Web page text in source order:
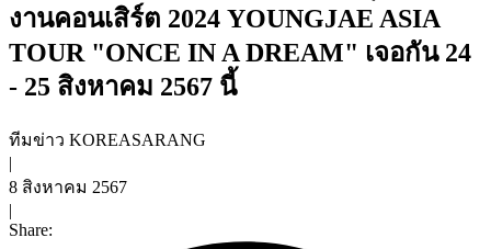
งานคอนเสิร์ต 2024 YOUNGJAE ASIA
TOUR "ONCE IN A DREAM" เจอกัน 24
- 25 สิงหาคม 2567 นี้
ทีมข่าว KOREASARANG
|
8 สิงหาคม 2567
|
Share: